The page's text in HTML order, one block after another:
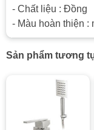
- Chất liệu : Đồng
- Màu hoàn thiện :
Sản phẩm tương